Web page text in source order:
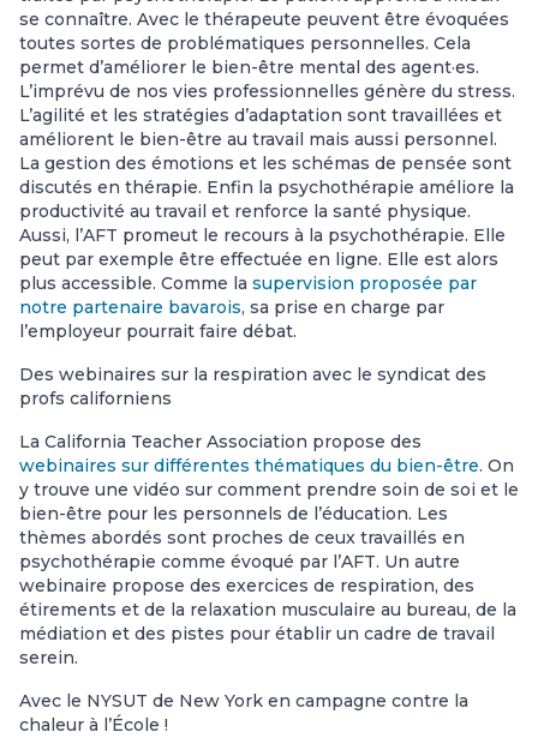
se connaître. Avec le thérapeute peuvent être évoquées
toutes sortes de problématiques personnelles. Cela
permet d’améliorer le bien-être mental des agent·es.
L’imprévu de nos vies professionnelles génère du stress.
L’agilité et les stratégies d’adaptation sont travaillées et
améliorent le bien-être au travail mais aussi personnel.
La gestion des émotions et les schémas de pensée sont
discutés en thérapie. Enfin la psychothérapie améliore la
productivité au travail et renforce la santé physique.
Aussi, l’AFT promeut le recours à la psychothérapie. Elle
peut par exemple être effectuée en ligne. Elle est alors
plus accessible. Comme la supervision proposée par
notre partenaire bavarois, sa prise en charge par
l’employeur pourrait faire débat.
Des webinaires sur la respiration avec le syndicat des
profs californiens
La California Teacher Association propose des
webinaires sur différentes thématiques du bien-être. On
y trouve une vidéo sur comment prendre soin de soi et le
bien-être pour les personnels de l’éducation. Les
thèmes abordés sont proches de ceux travaillés en
psychothérapie comme évoqué par l’AFT. Un autre
webinaire propose des exercices de respiration, des
étirements et de la relaxation musculaire au bureau, de la
médiation et des pistes pour établir un cadre de travail
serein.
Avec le NYSUT de New York en campagne contre la
chaleur à l’École !